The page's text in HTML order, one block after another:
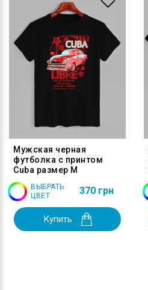
Мужская черная
футболка с принтом
Cuba размер M
ВЫБРАТЬ
ЦВЕТ
370 грн
Купить